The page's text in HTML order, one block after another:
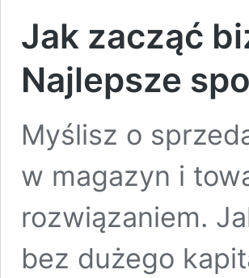
Jak zacząć
Najlepsze
Myślisz o
w magazyn i
rozwiązaniem.
bez dużego